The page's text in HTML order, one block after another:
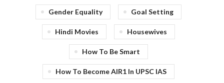
Gender Equality Goal Setting
Hindi Movies Housewives
How To Be Smart
How To Become AIR1 In UPSC IAS